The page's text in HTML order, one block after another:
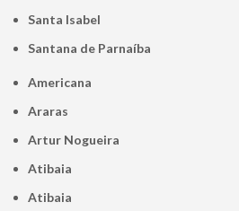
Santa Isabel
Santana de Parnaíba
Americana
Araras
Artur Nogueira
Atibaia
Atibaia